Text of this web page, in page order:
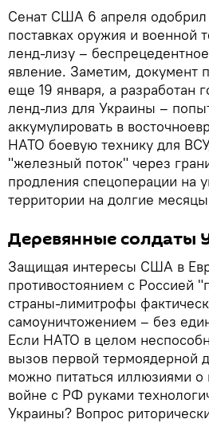
Сенат США 6 апреля одобрил
поставках оружия и военной
ленд-лизу –
явление. Заметим, документ
еще 19 января, а разработан
ленд-лиз для Украины –
аккумулировать в
НАТО боевую технику для
"железный поток" через
продления спецоперации на
территории на долгие
Деревянные
Защищая интересы США в
противостоянием с Россией
страны-лимитрофы
самоуничтожением – без
Если НАТО в целом
вызов первой термоядерной
можно питаться иллюзиями о
войне с РФ руками
Украины? Вопрос